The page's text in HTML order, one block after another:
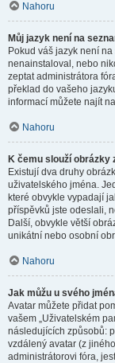
Nahoru
Můj jazyk není na
Pokud váš jazyk není
nenainstaloval, nebo
zeptat administrátora
překlad do vašeho
informací můžete najít
Nahoru
K čemu slouží obrázky
Existují dva druhy
uživatelského jména.
které obvykle vypadají
příspěvků jste odeslali,
Další, obvykle větší
unikátní nebo osobní
Nahoru
Jak můžu u svého
Avatar můžete přidat
vašem „Uživatelském
následujících způsobů:
vzdálený avatar (z
administrátorovi fóra,